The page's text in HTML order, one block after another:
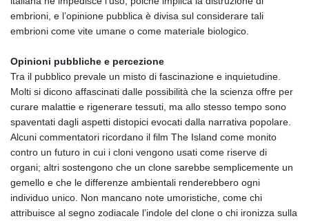
embrioni, e l’opinione pubblica è divisa sul considerare tali
embrioni come vite umane o come materiale biologico.
Opinioni pubbliche e percezione
Tra il pubblico prevale un misto di fascinazione e inquietudine.
Molti si dicono affascinati dalle possibilità che la scienza offre per
curare malattie e rigenerare tessuti, ma allo stesso tempo sono
spaventati dagli aspetti distopici evocati dalla narrativa popolare.
Alcuni commentatori ricordano il film The Island come monito
contro un futuro in cui i cloni vengono usati come riserve di
organi; altri sostengono che un clone sarebbe semplicemente un
gemello e che le differenze ambientali renderebbero ogni
individuo unico. Non mancano note umoristiche, come chi
attribuisce al segno zodiacale l’indole del clone o chi ironizza sulla